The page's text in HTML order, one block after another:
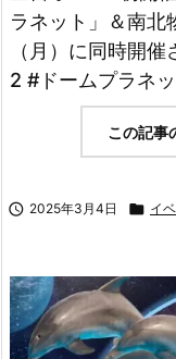
ラネット」＆南北
（月）に同時開
2 #ドームプラネ
この記事
 2025年3月4日  イ